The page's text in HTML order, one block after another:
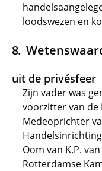
loodswezen en
uit de privésfeer
Zijn vader was
voorzitter van de
Medeoprichter
Oom van K.P.
Rotterdamse